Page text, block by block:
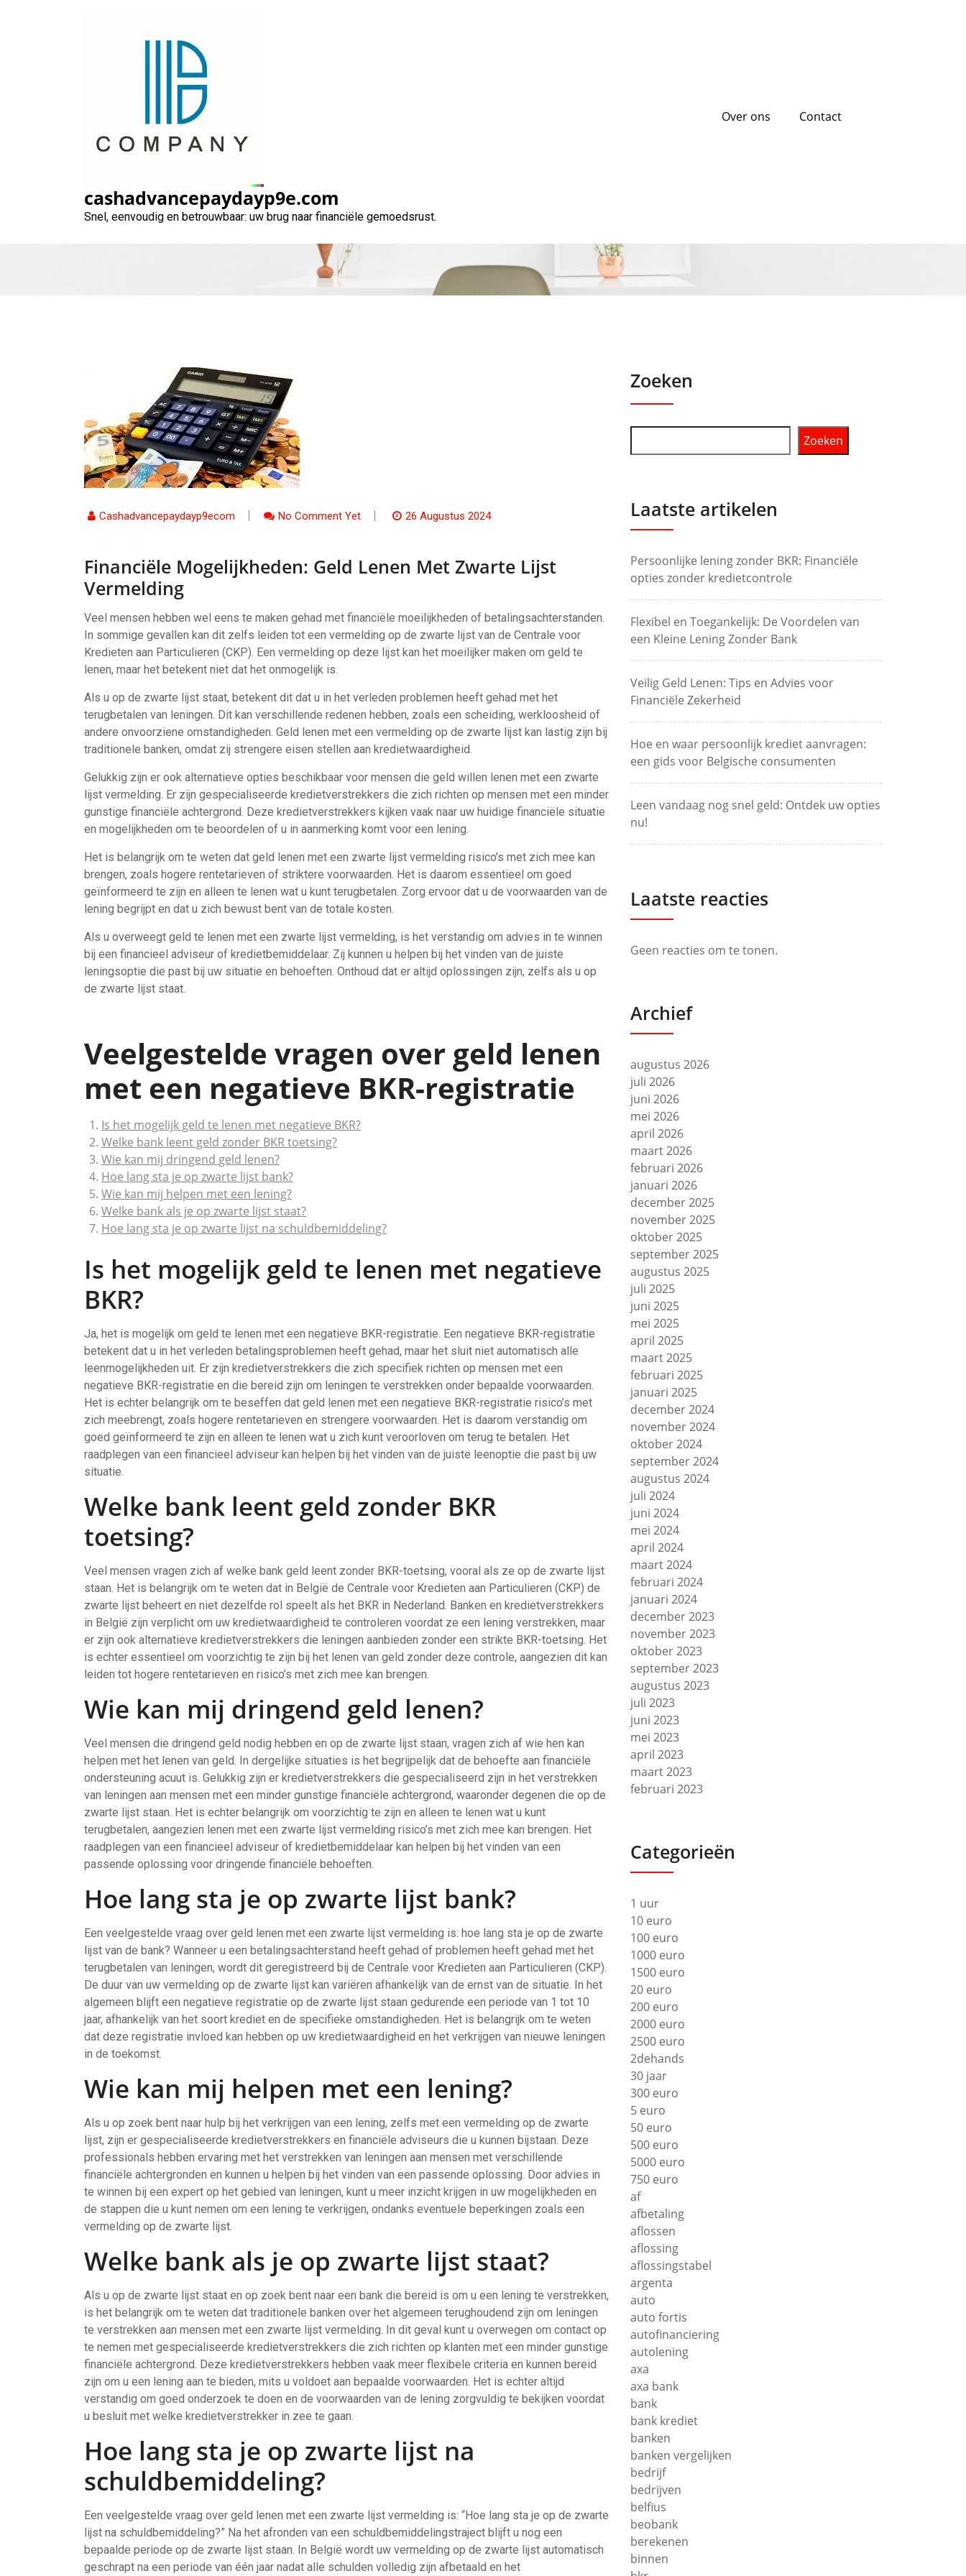
cashadvancepaydayp9e.com
Snel, eenvoudig en betrouwbaar: uw brug naar financiële gemoedsrust.
Over ons Contact
Financiële mogelijkheden: geld lenen met zwarte lijst
Cashadvancepaydayp9ecom No Comment Yet 26 Augustus 2024
Financiële Mogelijkheden: Geld Lenen Met Zwarte Lijst
Vermelding
Veel mensen hebben wel eens te maken gehad met financiële moeilijkheden of betalingsachterstanden.
In sommige gevallen kan dit zelfs leiden tot een vermelding op de zwarte lijst van de Centrale voor
Kredieten aan Particulieren (CKP). Een vermelding op deze lijst kan het moeilijker maken om geld te
lenen, maar het betekent niet dat het onmogelijk is.
Als u op de zwarte lijst staat, betekent dit dat u in het verleden problemen heeft gehad met het
terugbetalen van leningen. Dit kan verschillende redenen hebben, zoals een scheiding, werkloosheid of
andere onvoorziene omstandigheden. Geld lenen met een vermelding op de zwarte lijst kan lastig zijn bij
traditionele banken, omdat zij strengere eisen stellen aan kredietwaardigheid.
Gelukkig zijn er ook alternatieve opties beschikbaar voor mensen die geld willen lenen met een zwarte
lijst vermelding. Er zijn gespecialiseerde kredietverstrekkers die zich richten op mensen met een minder
gunstige financiële achtergrond. Deze kredietverstrekkers kijken vaak naar uw huidige financiële situatie
en mogelijkheden om te beoordelen of u in aanmerking komt voor een lening.
Het is belangrijk om te weten dat geld lenen met een zwarte lijst vermelding risico’s met zich mee kan
brengen, zoals hogere rentetarieven of striktere voorwaarden. Het is daarom essentieel om goed
geïnformeerd te zijn en alleen te lenen wat u kunt terugbetalen. Zorg ervoor dat u de voorwaarden van de
lening begrijpt en dat u zich bewust bent van de totale kosten.
Als u overweegt geld te lenen met een zwarte lijst vermelding, is het verstandig om advies in te winnen
bij een financieel adviseur of kredietbemiddelaar. Zij kunnen u helpen bij het vinden van de juiste
leningsoptie die past bij uw situatie en behoeften. Onthoud dat er altijd oplossingen zijn, zelfs als u op
de zwarte lijst staat.
Veelgestelde vragen over geld lenen
met een negatieve BKR-registratie
Is het mogelijk geld te lenen met negatieve BKR?
Welke bank leent geld zonder BKR toetsing?
Wie kan mij dringend geld lenen?
Hoe lang sta je op zwarte lijst bank?
Wie kan mij helpen met een lening?
Welke bank als je op zwarte lijst staat?
Hoe lang sta je op zwarte lijst na schuldbemiddeling?
Is het mogelijk geld te lenen met negatieve
BKR?
Ja, het is mogelijk om geld te lenen met een negatieve BKR-registratie. Een negatieve BKR-registratie
betekent dat u in het verleden betalingsproblemen heeft gehad, maar het sluit niet automatisch alle
leenmogelijkheden uit. Er zijn kredietverstrekkers die zich specifiek richten op mensen met een
negatieve BKR-registratie en die bereid zijn om leningen te verstrekken onder bepaalde voorwaarden.
Het is echter belangrijk om te beseffen dat geld lenen met een negatieve BKR-registratie risico’s met
zich meebrengt, zoals hogere rentetarieven en strengere voorwaarden. Het is daarom verstandig om
goed geïnformeerd te zijn en alleen te lenen wat u zich kunt veroorloven om terug te betalen. Het
raadplegen van een financieel adviseur kan helpen bij het vinden van de juiste leenoptie die past bij uw
situatie.
Welke bank leent geld zonder BKR
toetsing?
Veel mensen vragen zich af welke bank geld leent zonder BKR-toetsing, vooral als ze op de zwarte lijst
staan. Het is belangrijk om te weten dat in België de Centrale voor Kredieten aan Particulieren (CKP) de
zwarte lijst beheert en niet dezelfde rol speelt als het BKR in Nederland. Banken en kredietverstrekkers
in België zijn verplicht om uw kredietwaardigheid te controleren voordat ze een lening verstrekken, maar
er zijn ook alternatieve kredietverstrekkers die leningen aanbieden zonder een strikte BKR-toetsing. Het
is echter essentieel om voorzichtig te zijn bij het lenen van geld zonder deze controle, aangezien dit kan
leiden tot hogere rentetarieven en risico’s met zich mee kan brengen.
Wie kan mij dringend geld lenen?
Veel mensen die dringend geld nodig hebben en op de zwarte lijst staan, vragen zich af wie hen kan
helpen met het lenen van geld. In dergelijke situaties is het begrijpelijk dat de behoefte aan financiële
ondersteuning acuut is. Gelukkig zijn er kredietverstrekkers die gespecialiseerd zijn in het verstrekken
van leningen aan mensen met een minder gunstige financiële achtergrond, waaronder degenen die op de
zwarte lijst staan. Het is echter belangrijk om voorzichtig te zijn en alleen te lenen wat u kunt
terugbetalen, aangezien lenen met een zwarte lijst vermelding risico’s met zich mee kan brengen. Het
raadplegen van een financieel adviseur of kredietbemiddelaar kan helpen bij het vinden van een
passende oplossing voor dringende financiële behoeften.
Hoe lang sta je op zwarte lijst bank?
Een veelgestelde vraag over geld lenen met een zwarte lijst vermelding is: hoe lang sta je op de zwarte
lijst van de bank? Wanneer u een betalingsachterstand heeft gehad of problemen heeft gehad met het
terugbetalen van leningen, wordt dit geregistreerd bij de Centrale voor Kredieten aan Particulieren (CKP).
De duur van uw vermelding op de zwarte lijst kan variëren afhankelijk van de ernst van de situatie. In het
algemeen blijft een negatieve registratie op de zwarte lijst staan gedurende een periode van 1 tot 10
jaar, afhankelijk van het soort krediet en de specifieke omstandigheden. Het is belangrijk om te weten
dat deze registratie invloed kan hebben op uw kredietwaardigheid en het verkrijgen van nieuwe leningen
in de toekomst.
Wie kan mij helpen met een lening?
Als u op zoek bent naar hulp bij het verkrijgen van een lening, zelfs met een vermelding op de zwarte
lijst, zijn er gespecialiseerde kredietverstrekkers en financiële adviseurs die u kunnen bijstaan. Deze
professionals hebben ervaring met het verstrekken van leningen aan mensen met verschillende
financiële achtergronden en kunnen u helpen bij het vinden van een passende oplossing. Door advies in
te winnen bij een expert op het gebied van leningen, kunt u meer inzicht krijgen in uw mogelijkheden en
de stappen die u kunt nemen om een lening te verkrijgen, ondanks eventuele beperkingen zoals een
vermelding op de zwarte lijst.
Welke bank als je op zwarte lijst staat?
Als u op de zwarte lijst staat en op zoek bent naar een bank die bereid is om u een lening te verstrekken,
is het belangrijk om te weten dat traditionele banken over het algemeen terughoudend zijn om leningen
te verstrekken aan mensen met een zwarte lijst vermelding. In dit geval kunt u overwegen om contact op
te nemen met gespecialiseerde kredietverstrekkers die zich richten op klanten met een minder gunstige
financiële achtergrond. Deze kredietverstrekkers hebben vaak meer flexibele criteria en kunnen bereid
zijn om u een lening aan te bieden, mits u voldoet aan bepaalde voorwaarden. Het is echter altijd
verstandig om goed onderzoek te doen en de voorwaarden van de lening zorgvuldig te bekijken voordat
u besluit met welke kredietverstrekker in zee te gaan.
Hoe lang sta je op zwarte lijst na
schuldbemiddeling?
Een veelgestelde vraag over geld lenen met een zwarte lijst vermelding is: “Hoe lang sta je op de zwarte
lijst na schuldbemiddeling?” Na het afronden van een schuldbemiddelingstraject blijft u nog een
bepaalde periode op de zwarte lijst staan. In België wordt uw vermelding op de zwarte lijst automatisch
geschrapt na een periode van één jaar nadat alle schulden volledig zijn afbetaald en het
Zoeken
Zoeken
Laatste artikelen
Persoonlijke lening zonder BKR: Financiële
opties zonder kredietcontrole
Flexibel en Toegankelijk: De Voordelen van
een Kleine Lening Zonder Bank
Veilig Geld Lenen: Tips en Advies voor
Financiële Zekerheid
Hoe en waar persoonlijk krediet aanvragen:
een gids voor Belgische consumenten
Leen vandaag nog snel geld: Ontdek uw opties
nu!
Laatste reacties
Geen reacties om te tonen.
Archief
augustus 2026
juli 2026
juni 2026
mei 2026
april 2026
maart 2026
februari 2026
januari 2026
december 2025
november 2025
oktober 2025
september 2025
augustus 2025
juli 2025
juni 2025
mei 2025
april 2025
maart 2025
februari 2025
januari 2025
december 2024
november 2024
oktober 2024
september 2024
augustus 2024
juli 2024
juni 2024
mei 2024
april 2024
maart 2024
februari 2024
januari 2024
december 2023
november 2023
oktober 2023
september 2023
augustus 2023
juli 2023
juni 2023
mei 2023
april 2023
maart 2023
februari 2023
Categorieën
1 uur
10 euro
100 euro
1000 euro
1500 euro
20 euro
200 euro
2000 euro
2500 euro
2dehands
30 jaar
300 euro
5 euro
50 euro
500 euro
5000 euro
750 euro
af
afbetaling
aflossen
aflossing
aflossingstabel
argenta
auto
auto fortis
autofinanciering
autolening
axa
axa bank
bank
bank krediet
banken
banken vergelijken
bedrijf
bedrijven
belfius
beobank
berekenen
binnen